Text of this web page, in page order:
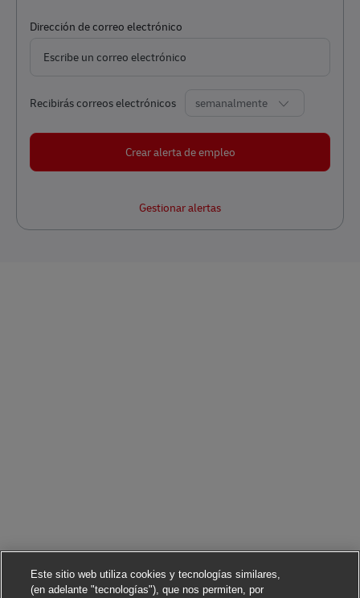
Dirección de correo electrónico
Recibirás correos electrónicosRequired
Crear alerta de empleo
Gestionar alertas
Este sitio web utiliza cookies y tecnologías similares,
(en adelante "tecnologías"), que nos permiten, por